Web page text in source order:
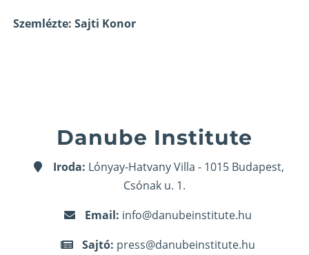
Szemlézte: Sajti Konor
Danube Institute
Iroda: Lónyay-Hatvany Villa - 1015 Budapest,
Csónak u. 1.
Email: info@danubeinstitute.hu
Sajtó: press@danubeinstitute.hu